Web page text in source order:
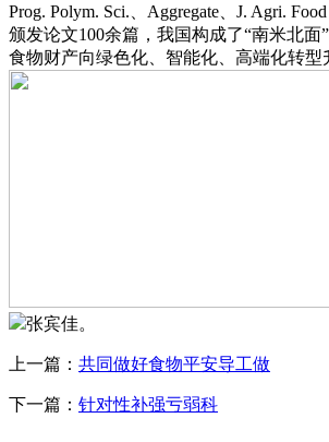
Prog. Polym. Sci.、Aggregate、J. Agri.
颁发论文100余篇，我国构成了“南米北面
食物财产向绿色化、智能化、高端化转型
张宾佳。
上一篇： 共同做好食物平安导工做
下一篇： 针对性补强亏弱科